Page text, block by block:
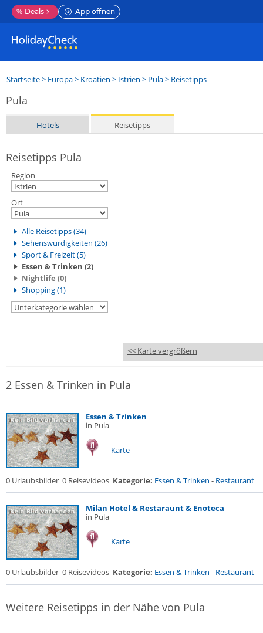
% Deals App öffnen
Startseite> Europa> Kroatien > Istrien > Pula> Reisetipps
Pula
Hotels Reisetipps
Reisetipps Pula
Region
Ort
Alle Reisetipps (34)
Sehenswürdigkeiten (26)
Sport & Freizeit (5)
Essen & Trinken (2)
Nightlife (0)
Shopping (1)
<< Karte vergrößern
2 Essen & Trinken in Pula
Essen & Trinken
in Pula
Karte
0 Urlaubsbilder 0 Reisevideos Kategorie: Essen & Trinken - Restaurant
Milan Hotel & Restaraunt & Enoteca
in Pula
Karte
0 Urlaubsbilder 0 Reisevideos Kategorie: Essen & Trinken - Restaurant
Weitere Reisetipps in der Nähe von Pula